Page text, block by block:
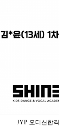
JYP 오디션합격